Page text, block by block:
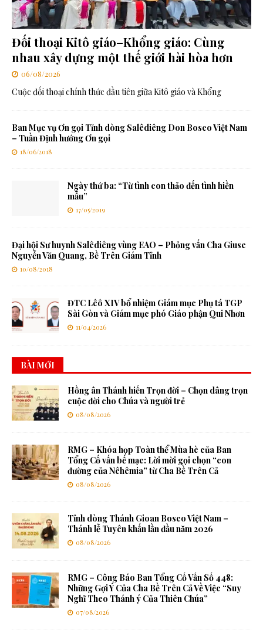
Đối thoại Kitô giáo–Khổng giáo: Cùng
nhau xây dựng một thế giới hài hòa hơn
06/08/2026
Cuộc đối thoại chính thức đầu tiên giữa Kitô giáo và Khổng
Ban Mục vụ Ơn gọi Tỉnh dòng Salêdiêng Don Bosco Việt Nam
– Tuần Định hướng Ơn gọi
18/06/2018
Ngày thứ ba: “Từ tình con thảo đến tình hiền
mẫu”
17/05/2019
Đại hội Sư huynh Salêdiêng vùng EAO – Phỏng vấn Cha Giuse
Nguyễn Văn Quang, Bề Trên Giám Tỉnh
10/08/2018
ĐTC Lêô XIV bổ nhiệm Giám mục Phụ tá TGP
Sài Gòn và Giám mục phó Giáo phận Qui Nhơn
11/04/2026
BÀI MỚI
Hồng ân Thánh hiến Trọn đời – Chọn dâng trọn
cuộc đời cho Chúa và người trẻ
08/08/2026
RMG – Khóa họp Toàn thể Mùa hè của Ban
Tổng Cố vấn bế mạc: Lời mời gọi chọn “con
đường của Nêhêmia” từ Cha Bề Trên Cả
08/08/2026
Tỉnh dòng Thánh Gioan Bosco Việt Nam –
Thánh lễ Tuyên khấn lần đầu năm 2026
08/08/2026
RMG – Công Báo Ban Tổng Cố Vấn Số 448:
Những Gợi Ý Của Cha Bề Trên Cả Về Việc “Suy
Nghĩ Theo Thánh ý Của Thiên Chúa”
07/08/2026